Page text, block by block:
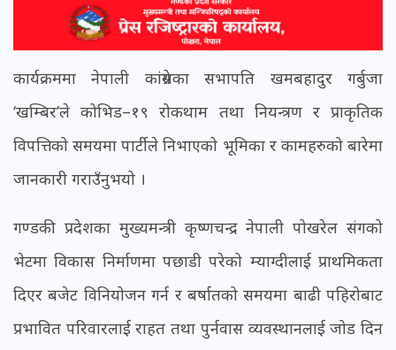
कार्यक्रममा नेपाली कांग्रेसका सभापति खमबहादुर गर्बुजा
‘खम्बिर’ले कोभिड–१९ रोकथाम तथा नियन्त्रण र प्राकृतिक
विपत्तिको समयमा पार्टीले निभाएको भूमिका र कामहरुको बारेमा
जानकारी गराउँनुभयो ।
गण्डकी प्रदेशका मुख्यमन्त्री कृष्णचन्द्र नेपाली पोखरेल संगको
भेटमा विकास निर्माणमा पछाडी परेको म्याग्दीलाई प्राथमिकता
दिएर बजेट विनियोजन गर्न र बर्षातको समयमा बाढी पहिरोबाट
प्रभावित परिवारलाई राहत तथा पुर्नवास व्यवस्थानलाई जोड दिन